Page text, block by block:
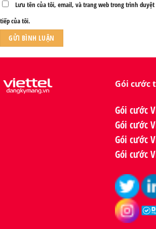
Lưu tên của tôi, email, và trang web trong trình
tiếp của tôi.
Gói cước
Gói cước
Gói cước
Gói cước
Gói cước